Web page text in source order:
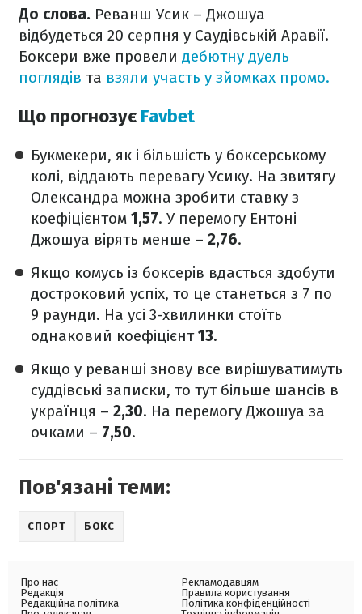
До слова. Реванш Усик – Джошуа
відбудеться 20 серпня у Саудівській Аравії.
Боксери вже провели дебютну дуель
поглядів та взяли участь у зйомках промо.
Що прогнозує Favbet
Букмекери, як і більшість у боксерському
колі, віддають перевагу Усику. На звитягу
Олександра можна зробити ставку з
коефіцієнтом 1,57. У перемогу Ентоні
Джошуа вірять менше – 2,76.
Якщо комусь із боксерів вдасться здобути
достроковий успіх, то це станеться з 7 по
9 раунди. На усі 3-хвилинки стоїть
однаковий коефіцієнт13.
Якщо у реванші знову все вирішуватимуть
суддівські записки, то тут більше шансів в
українця – 2,30. На перемогу Джошуа за
очками – 7,50.
Пов'язані теми:
СПОРТ БОКС
Про нас
Редакція
Редакційна політика
Рекламодавцям
Правила користування
Політика конфіденційності